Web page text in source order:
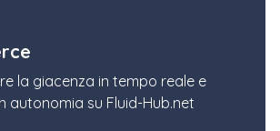
la giacenza in tempo reale e
autonomia su Fluid-Hub.net